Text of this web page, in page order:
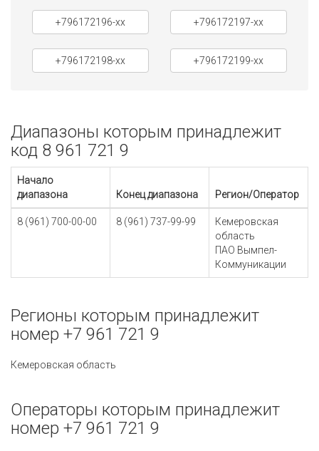
+796172196-xx +796172197-xx
+796172198-xx +796172199-xx
Диапазоны которым принадлежит
код 8 961 721 9
Начало
диапазона
Конец диапазона Регион/Оператор
8 (961) 700-00-00 8 (961) 737-99-99
Кемеровская
область
ПАО Вымпел-
Коммуникации
Регионы которым принадлежит
номер +7 961 721 9
Кемеровская область
Операторы которым принадлежит
номер +7 961 721 9